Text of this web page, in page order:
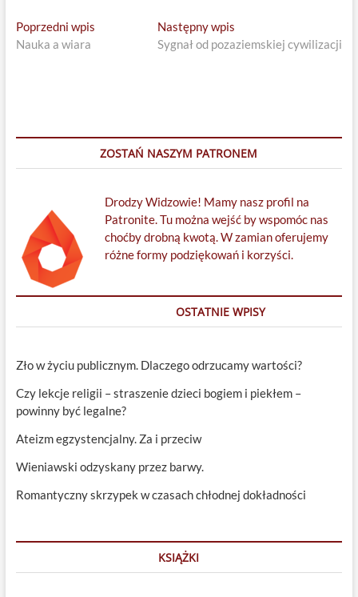
Nawigacja
wpisu
Poprzedni wpisPrevious
Nauka a wiara
Następny wpis
post:
Sygnał od pozaziemskiej cywilizacji
ZOSTAŃ NASZYM PATRONEM
Drodzy Widzowie! Mamy nasz profil na
Patronite. Tu można wejść by wspomóc nas
choćby drobną kwotą. W zamian oferujemy
różne formy podziękowań i korzyści.
OSTATNIE WPISY
Zło w życiu publicznym. Dlaczego odrzucamy wartości?
Czy lekcje religii – straszenie dzieci bogiem i piekłem –
powinny być legalne?
Ateizm egzystencjalny. Za i przeciw
Wieniawski odzyskany przez barwy.
Romantyczny skrzypek w czasach chłodnej dokładności
KSIĄŻKI